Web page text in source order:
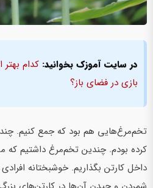
در سایت آموزک بخوانید: کدام
بازی در فضای باز؟
تخم‌مرغ‌هایی هم بود که جمع کنیم.
کرده بودم. چندین تخم‌مرغ داشتیم که
داخل کارتن بگذاریم. خوشبختانه